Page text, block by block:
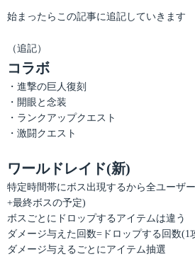
始まったらこの記事に追記していきます
（追記）
コラボ
・進撃の巨人復刻
・開眼と念装
・ランクアップクエスト
・激闘クエスト
ワールドレイド(新)
特定時間帯にボス出現するから全ユーザ
+最終ボスの予定)
ボスごとにドロップするアイテムは違う
ダメージ与えた回数=ドロップする回数(1
ダメージ与えるごとにアイテム抽選